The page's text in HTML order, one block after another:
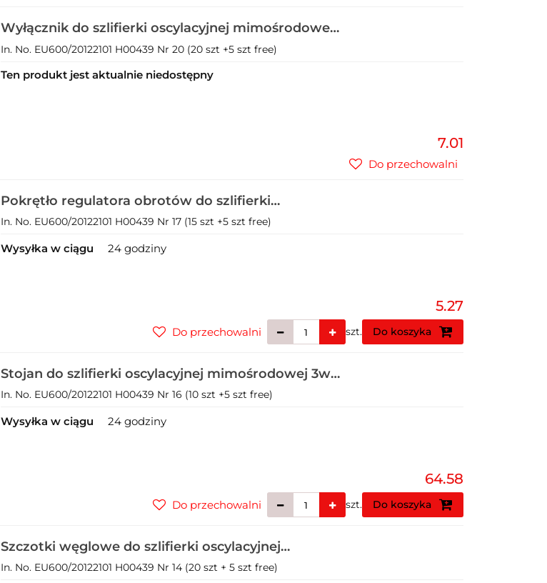
Wyłącznik do szlifierki oscylacyjnej mimośrodowej
3w1 230V (1)
In. No. EU600/20122101 H00439 Nr 20 (20 szt +5 szt free)
Ten produkt jest aktualnie niedostępny
7.01
Do przechowalni
Pokrętło regulatora obrotów do szlifierki
oscylacyjnej mimośrodowej 3w1 230V (1)
In. No. EU600/20122101 H00439 Nr 17 (15 szt +5 szt free)
Wysyłka w ciągu 24 godziny
5.27
szt. Do koszyka
Do przechowalni
Stojan do szlifierki oscylacyjnej mimośrodowej 3w1
230V (1)
In. No. EU600/20122101 H00439 Nr 16 (10 szt +5 szt free)
Wysyłka w ciągu 24 godziny
64.58
szt. Do koszyka
Do przechowalni
Szczotki węglowe do szlifierki oscylacyjnej
mimośrodowej 3w1 230V (1)
In. No. EU600/20122101 H00439 Nr 14 (20 szt + 5 szt free)